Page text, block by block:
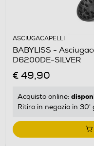
ASCIUGACAPELLI
BABYLISS -
D6200DE-SILVER
€ 49,90
Acquisto online:
Ritiro in negozio in 30'